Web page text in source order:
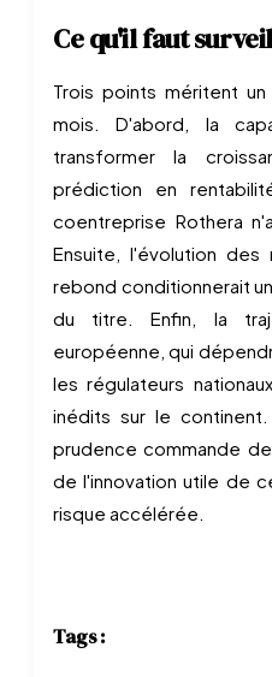
Ce qu'il faut
Trois points méritent
mois. D'abord, la
transformer la
prédiction en
coentreprise Rothera
Ensuite, l'évolution
rebond conditionnerait
du titre. Enfin, la
européenne, qui
les régulateurs
inédits sur le
prudence commande
de l'innovation utile de
risque accélérée.
Tags :